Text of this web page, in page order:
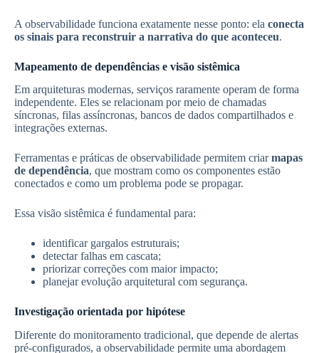
A observabilidade funciona exatamente nesse ponto: ela conecta
os sinais para reconstruir a narrativa do que aconteceu.
Mapeamento de dependências e visão sistêmica
Em arquiteturas modernas, serviços raramente operam de forma
independente. Eles se relacionam por meio de chamadas
síncronas, filas assíncronas, bancos de dados compartilhados e
integrações externas.
Ferramentas e práticas de observabilidade permitem criarmapas
de dependência, que mostram como os componentes estão
conectados e como um problema pode se propagar.
Essa visão sistêmica é fundamental para:
identificar gargalos estruturais;
detectar falhas em cascata;
priorizar correções com maior impacto;
planejar evolução arquitetural com segurança.
Investigação orientada por hipótese
Diferente do monitoramento tradicional, que depende de alertas
pré-configurados, a observabilidade permite uma abordagem